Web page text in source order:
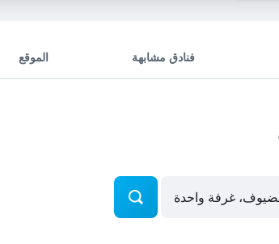
فنادق مشابهة الموقع